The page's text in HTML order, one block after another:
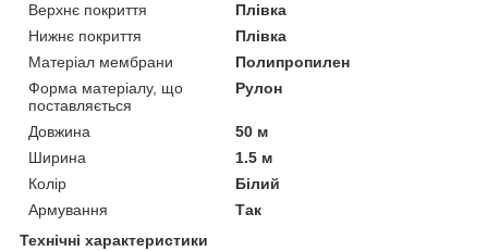
Верхнє покриття
Плівка
Нижнє покриття
Плівка
Матеріал мембрани
Полипропилен
Форма матеріалу, що
поставляється
Рулон
Довжина
50 м
Ширина
1.5 м
Колір
Білий
Армування
Так
Технічні характеристики